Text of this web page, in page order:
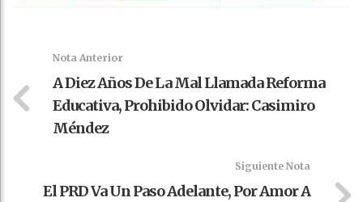
Nota Anterior
A Diez Años De La Mal Llamada Reforma
Educativa, Prohibido Olvidar: Casimiro
Méndez
Siguiente Nota
El PRD Va Un Paso Adelante, Por Amor A